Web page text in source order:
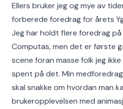
Ellers bruker jeg og mye av
forberede foredrag for årets
Jeg har holdt flere foredrag
Computas, men det er første
scene foran masse folk jeg
spent på det. Min
skal snakke om hvordan man
brukeropplevelsen med